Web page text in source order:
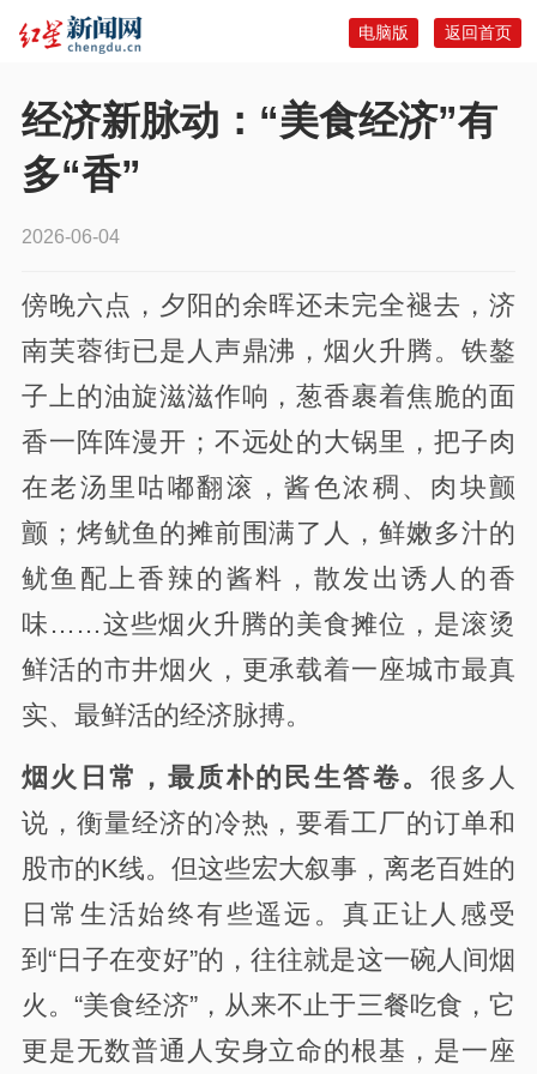
返回首页
电脑版
经济新脉动：“美食经济”有
多“香”
2026-06-04
傍晚六点，夕阳的余晖还未完全褪去，济
南芙蓉街已是人声鼎沸，烟火升腾。铁鏊
子上的油旋滋滋作响，葱香裹着焦脆的面
香一阵阵漫开；不远处的大锅里，把子肉
在老汤里咕嘟翻滚，酱色浓稠、肉块颤
颤；烤鱿鱼的摊前围满了人，鲜嫩多汁的
鱿鱼配上香辣的酱料，散发出诱人的香
味……这些烟火升腾的美食摊位，是滚烫
鲜活的市井烟火，更承载着一座城市最真
实、最鲜活的经济脉搏。
烟火日常，最质朴的民生答卷。很多人
说，衡量经济的冷热，要看工厂的订单和
股市的K线。但这些宏大叙事，离老百姓的
日常生活始终有些遥远。真正让人感受
到“日子在变好”的，往往就是这一碗人间烟
火。“美食经济”，从来不止于三餐吃食，它
更是无数普通人安身立命的根基，是一座